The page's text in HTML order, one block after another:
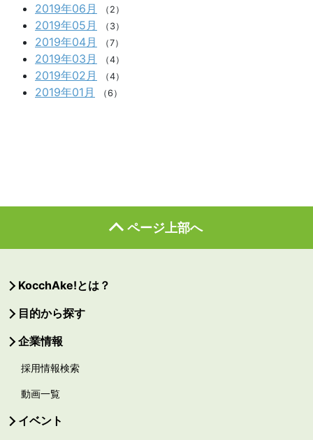
2019年06月 （2）
2019年05月 （3）
2019年04月 （7）
2019年03月 （4）
2019年02月 （4）
2019年01月 （6）
ページ上部へ
KocchAke!とは？
目的から探す
企業情報
採用情報検索
動画一覧
イベント